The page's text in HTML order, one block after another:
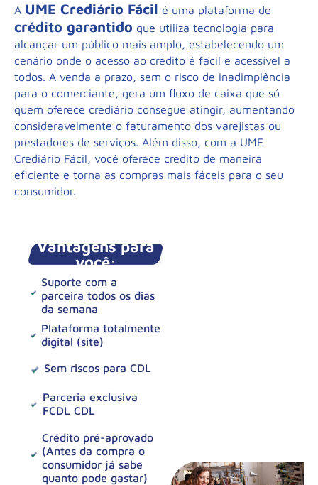
A UME Crediário Fácil é uma plataforma de
crédito garantido que utiliza tecnologia para
alcançar um público mais amplo, estabelecendo um
cenário onde o acesso ao crédito é fácil e acessível a
todos. A venda a prazo, sem o risco de inadimplência
para o comerciante, gera um fluxo de caixa que só
quem oferece crediário consegue atingir, aumentando
consideravelmente o faturamento dos varejistas ou
prestadores de serviços. Além disso, com a UME
Crediário Fácil, você oferece crédito de maneira
eficiente e torna as compras mais fáceis para o seu
consumidor.
Vantagens para
você:
Suporte com a
parceira todos os dias
da semana
Plataforma totalmente
digital (site)
Sem riscos para CDL
Parceria exclusiva
FCDL CDL
Crédito pré-aprovado
(Antes da compra o
consumidor já sabe
quanto pode gastar)